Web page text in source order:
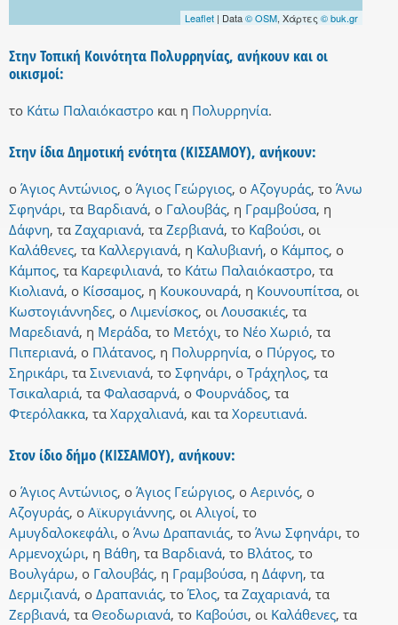
Leaflet | Data© OSM, Χάρτες © buk.gr
Στην Τοπική Κοινότητα Πολυρρηνίας, ανήκουν και οι
οικισμοί:
το Κάτω Παλαιόκαστρο και η Πολυρρηνία.
Στην ίδια Δημοτική ενότητα (ΚΙΣΣΑΜΟΥ), ανήκουν:
ο Άγιος Αντώνιος, ο Άγιος Γεώργιος, ο Αζογυράς, το Άνω
Σφηνάρι, τα Βαρδιανά, ο Γαλουβάς, η Γραμβούσα, η
Δάφνη, τα Ζαχαριανά, τα Ζερβιανά, το Καβούσι, οι
Καλάθενες, τα Καλλεργιανά, η Καλυβιανή, ο Κάμπος, ο
Κάμπος, τα Καρεφιλιανά, το Κάτω Παλαιόκαστρο, τα
Κιολιανά, ο Κίσσαμος, η Κουκουναρά, η Κουνουπίτσα, οι
Κωστογιάννηδες, ο Λιμενίσκος, οι Λουσακιές, τα
Μαρεδιανά, η Μεράδα, το Μετόχι, το Νέο Χωριό, τα
Πιπεριανά, ο Πλάτανος, η Πολυρρηνία, ο Πύργος, το
Σηρικάρι, τα Σινενιανά, το Σφηνάρι, ο Τράχηλος, τα
Τσικαλαριά, τα Φαλασαρνά, ο Φουρνάδος, τα
Φτερόλακκα, τα Χαρχαλιανά, και τα Χορευτιανά.
Στον ίδιο δήμο (ΚΙΣΣΑΜΟΥ), ανήκουν:
ο Άγιος Αντώνιος, ο Άγιος Γεώργιος, ο Αερινός, ο
Αζογυράς, ο Αϊκυργιάννης, οι Αλιγοί, το
Αμυγδαλοκεφάλι, ο Άνω Δραπανιάς, το Άνω Σφηνάρι, το
Αρμενοχώρι, η Βάθη, τα Βαρδιανά, το Βλάτος, το
Βουλγάρω, ο Γαλουβάς, η Γραμβούσα, η Δάφνη, τα
Δερμιζιανά, ο Δραπανιάς, το Έλος, τα Ζαχαριανά, τα
Ζερβιανά, τα Θεοδωριανά, το Καβούσι, οι Καλάθενες, τα